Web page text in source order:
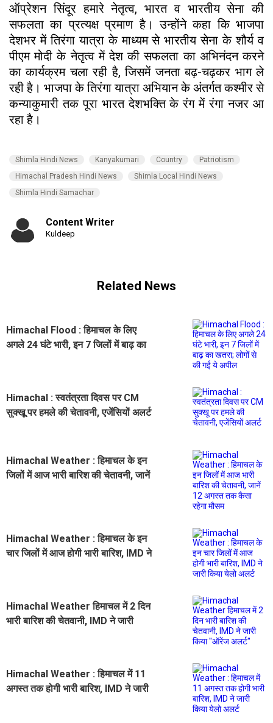
ऑप्रेशन सिंदूर हमारे नेतृत्व, भारत व भारतीय सेना की
सफलता का प्रत्यक्ष प्रमाण है। उन्होंने कहा कि भाजपा
देशभर में तिरंगा यात्रा के माध्यम से भारतीय सेना के शौर्य व
पीएम मोदी के नेतृत्व में देश की सफलता का अभिनंदन करने
का कार्यक्रम चला रही है, जिसमें जनता बढ़-चढ़कर भाग ले
रही है। भाजपा के तिरंगा यात्रा अभियान के अंतर्गत कश्मीर से
कन्याकुमारी तक पूरा भारत देशभक्ति के रंग में रंगा नजर आ
रहा है।
Shimla Hindi News Kanyakumari Country
Patriotism
Himachal Pradesh Hindi News
Shimla Local Hindi News
Shimla Hindi Samachar
Content Writer
Kuldeep
Related News
Himachal Flood : हिमाचल के लिए
अगले 24 घंटे भारी, इन 7 जिलों में बाढ़ का
Himachal : स्वतंत्रता दिवस पर CM
सुक्खू पर हमले की चेतावनी, एजेंसियों अलर्ट
Himachal Weather : हिमाचल के इन
जिलों में आज भारी बारिश की चेतावनी, जानें
Himachal Weather : हिमाचल के इन
चार जिलों में आज होगी भारी बारिश, IMD ने
Himachal Weather हिमाचल में 2 दिन
भारी बारिश की चेतवानी, IMD ने जारी
Himachal Weather : हिमाचल में 11
अगस्त तक होगी भारी बारिश, IMD ने जारी